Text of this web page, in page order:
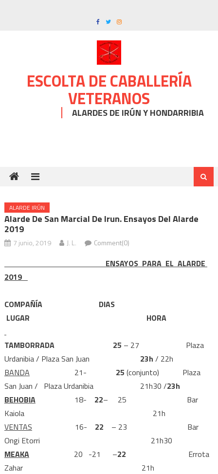
ESCOLTA DE CABALLERÍA
VETERANOS
ALARDES DE IRÚN Y HONDARRIBIA
ALARDE IRÚN
Alarde De San Marcial De Irun. Ensayos Del Alarde
2019
7 junio, 2019 J. L. Comment(0)
ENSAYOS PARA EL ALARDE
2019
COMPAÑÍA DIAS
LUGAR HORA
TAMBORRADA 25 – 27 Plaza
Urdanibia / Plaza San Juan
23h / 22h
BANDA 21- 25 (conjunto) Plaza
San Juan / Plaza Urdanibia 21h30 /23h
BEHOBIA18- 22– 25 Bar
Kaiola 21h
VENTAS 16- 22 – 23 Bar
Ongi Etorri 21h30
MEAKA20 -21 –22 Errota
Zahar 21h